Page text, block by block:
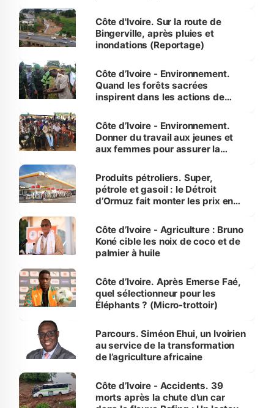
(Alassane Ouattara
Côte d'Ivoire. Sur la route de
Bingerville, après pluies et
inondations (Reportage)
Côte d’Ivoire - Environnement.
Quand les forêts sacrées
inspirent dans les actions de
Côte d’Ivoire - Environnement.
Donner du travail aux jeunes et
aux femmes pour assurer la
menacées
Produits pétroliers. Super,
pétrole et gasoil : le Détroit
d’Ormuz fait monter les prix en
Côte d’Ivoire - Agriculture : Bruno
Koné cible les noix de coco et de
palmier à huile
Côte d’Ivoire. Après Emerse Faé,
quel sélectionneur pour les
Éléphants ? (Micro-trottoir)
Parcours. Siméon Ehui, un Ivoirien
au service de la transformation
de l’agriculture africaine
Côte d’Ivoire - Accidents. 39
morts après la chute d’un car